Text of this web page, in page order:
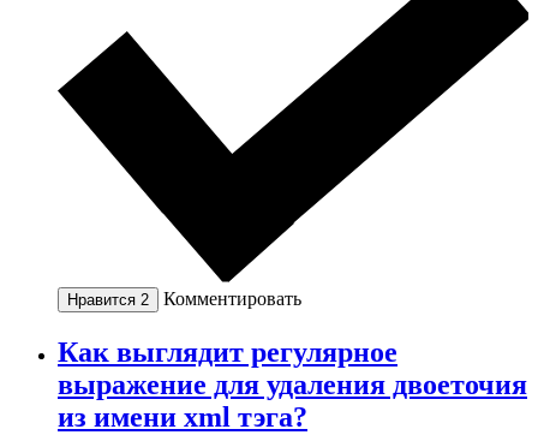
Нравится 2 Комментировать
Как выглядит регулярное
выражение для удаления двоеточия
из имени xml тэга?